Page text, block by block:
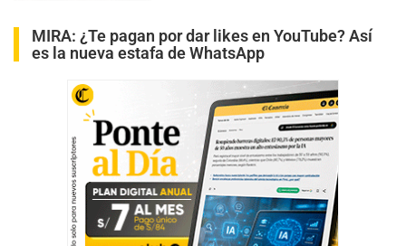
MIRA: ¿Te pagan por dar likes en YouTube? Así
es la nueva estafa de WhatsApp